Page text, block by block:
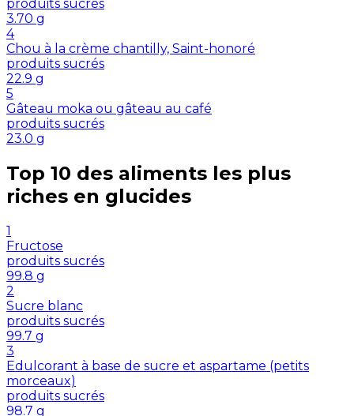
produits sucrés
3.70 g
4
Chou à la crème chantilly, Saint-honoré
produits sucrés
22.9 g
5
Gâteau moka ou gâteau au café
produits sucrés
23.0 g
Top 10 des aliments les plus
riches en glucides
1
Fructose
produits sucrés
99.8 g
2
Sucre blanc
produits sucrés
99.7 g
3
Edulcorant à base de sucre et aspartame (petits
morceaux)
produits sucrés
98.7 g